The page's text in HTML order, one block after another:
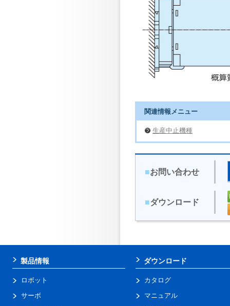
関連情報メニュー
生産中止機種
■お問い合わせ
■ダウンロード
製品情報
ロボット
サーボ
ダウンロード
カタログ
マニュアル